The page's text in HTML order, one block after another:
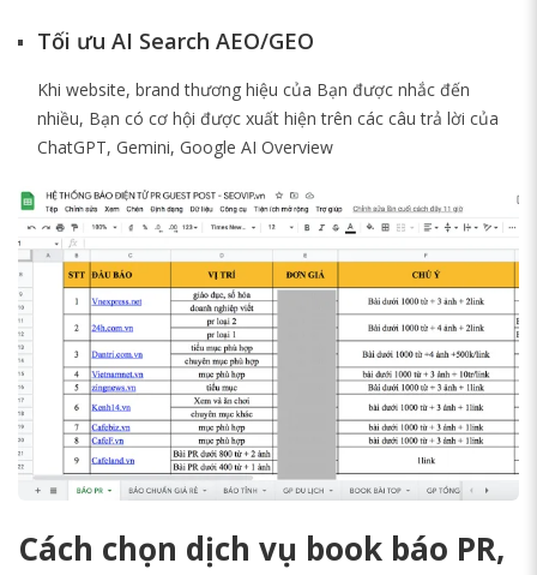
Tối ưu AI Search AEO/GEO
Khi website, brand thương hiệu của Bạn được nhắc đến
nhiều, Bạn có cơ hội được xuất hiện trên các câu trả lời của
ChatGPT, Gemini, Google AI Overview
Cách chọn dịch vụ book báo PR,